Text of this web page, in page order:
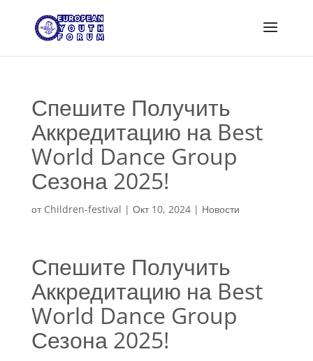
Спешите Получить
Аккредитацию на Best
World Dance Group
Сезона 2025!
от Children-festival | Окт 10, 2024| Новости
Спешите Получить
Аккредитацию на Best
World Dance Group
Сезона 2025!